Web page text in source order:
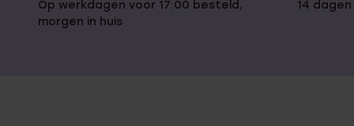
Op werkdagen voor 17:00 besteld,
morgen in huis
14